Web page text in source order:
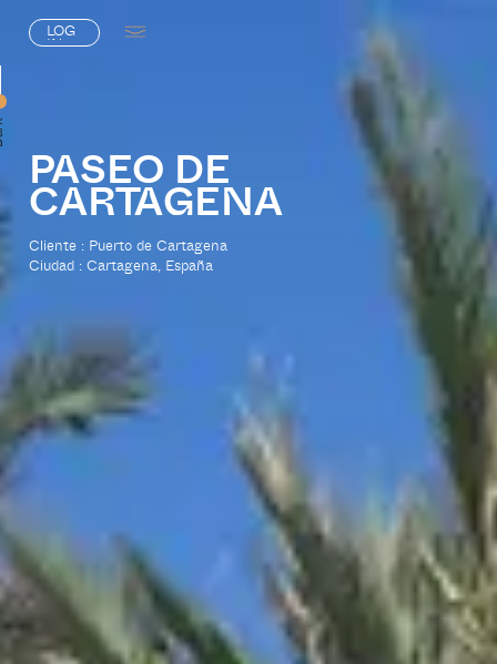
LOG
IN
PASEO DE
CARTAGENA
Cliente : Puerto de Cartagena
Ciudad : Cartagena, España